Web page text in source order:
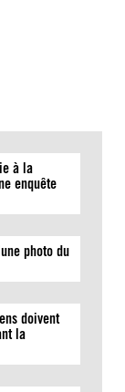
à la
enquête
photo du
doivent
la